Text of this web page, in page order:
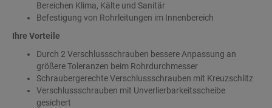
Bereichen Klima, Kälte und Sanitär
Befestigung von Rohrleitungen im Innenbereich
Ihre Vorteile
Durch 2 Verschlussschrauben bessere Anpassung an
größere Toleranzen beim Rohrdurchmesser
Schraubergerechte Verschlussschrauben mit Kreuzschlitz
Verschlussschrauben mit Unverlierbarkeitsscheibe
gesichert